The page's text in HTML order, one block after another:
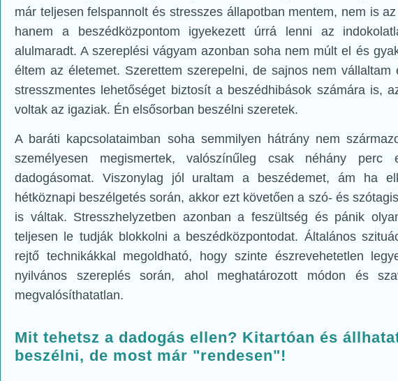
már teljesen felspannolt és stresszes állapotban mentem, nem is
hanem a beszédközpontom igyekezett úrrá lenni az
alulmaradt. A szereplési vágyam azonban soha nem múlt el és
éltem az életemet. Szerettem szerepelni, de sajnos nem
stresszmentes lehetőséget biztosít a beszédhibások számára is,
voltak az igaziak. Én elsősorban beszélni szeretek.
A baráti kapcsolataimban soha semmilyen hátrány nem
személyesen megismertek, valószínűleg csak néhány
dadogásomat. Viszonylag jól uraltam a beszédemet, ám ha
hétköznapi beszélgetés során, akkor ezt követően a szó- és
is váltak. Stresszhelyzetben azonban a feszültség és pánik
teljesen le tudják blokkolni a beszédközpontodat. Általános
rejtő technikákkal megoldható, hogy szinte észrevehetetlen
nyilvános szereplés során, ahol meghatározott módon és
megvalósíthatatlan.
Mit tehetsz a dadogás ellen? Kitartóan és
beszélni, de most már "rendesen"!